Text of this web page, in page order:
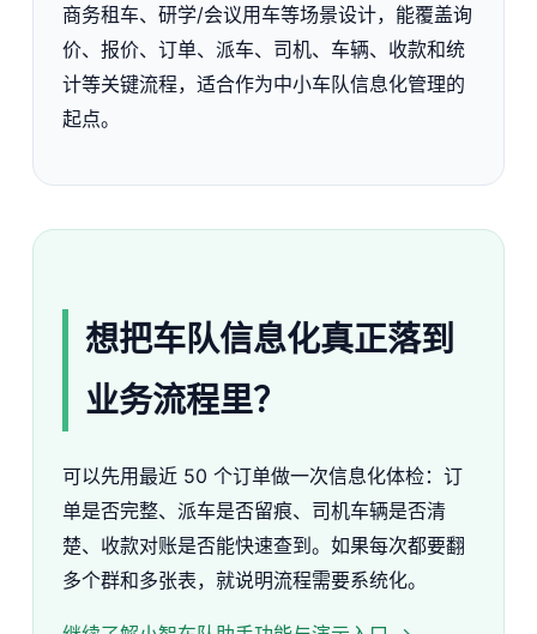
商务租车、研学/会议用车等场景设计，能覆盖询
价、报价、订单、派车、司机、车辆、收款和统
计等关键流程，适合作为中小车队信息化管理的
起点。
想把车队信息化真正落到
业务流程里？
可以先用最近 50 个订单做一次信息化体检：订
单是否完整、派车是否留痕、司机车辆是否清
楚、收款对账是否能快速查到。如果每次都要翻
多个群和多张表，就说明流程需要系统化。